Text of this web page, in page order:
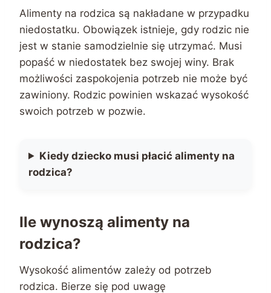
Alimenty na rodzica są nakładane w przypadku
niedostatku. Obowiązek istnieje, gdy rodzic nie
jest w stanie samodzielnie się utrzymać. Musi
popaść w niedostatek bez swojej winy. Brak
możliwości zaspokojenia potrzeb nie może być
zawiniony. Rodzic powinien wskazać wysokość
swoich potrzeb w pozwie.
Kiedy dziecko musi płacić alimenty na
rodzica?
Ile wynoszą alimenty na
rodzica?
Wysokość alimentów zależy od potrzeb
rodzica. Bierze się pod uwagę